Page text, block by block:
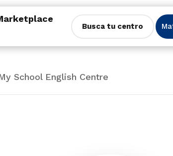
Busca tu centro
School English Centre